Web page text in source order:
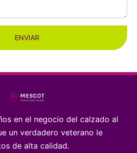
ENVIAR
en el negocio del calzado al
un verdadero veterano le
de alta calidad.